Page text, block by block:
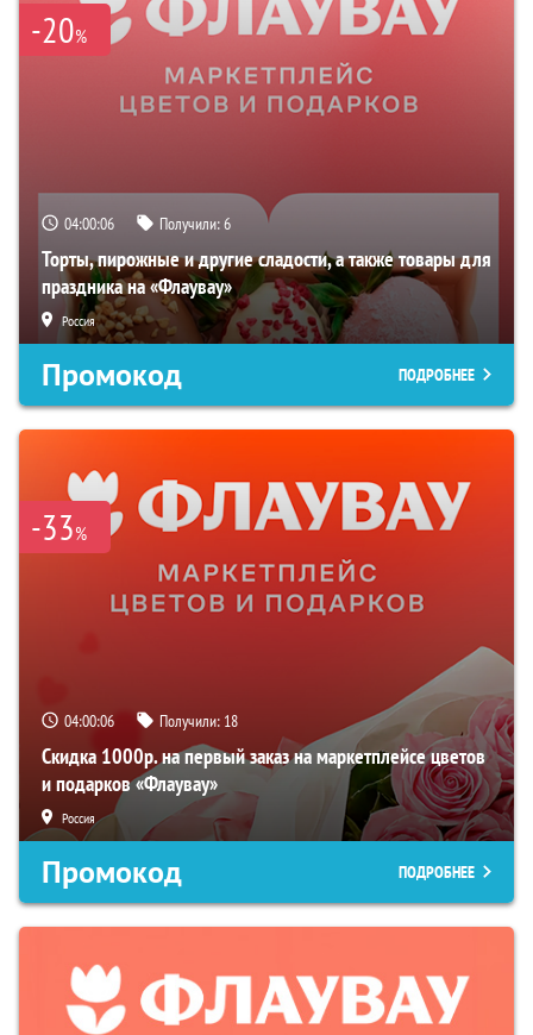
-20%
04:00:06 Получили:6
Торты, пирожные и другие сладости, а также товары для
праздника на «Флаувау»
Россия
Промокод ПОДРОБНЕЕ
-33%
04:00:06 Получили: 18
Скидка 1000р. на первый заказ на маркетплейсе цветов
и подарков «Флаувау»
Россия
Промокод ПОДРОБНЕЕ